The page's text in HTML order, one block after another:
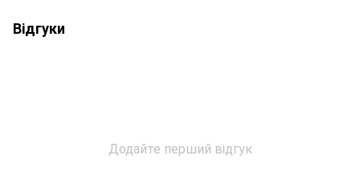
Відгуки
Додайте перший відгук